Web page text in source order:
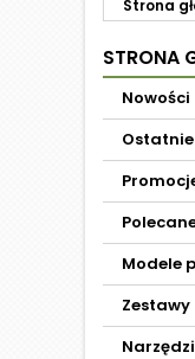
Strona
STRONA
Nowości
Modele